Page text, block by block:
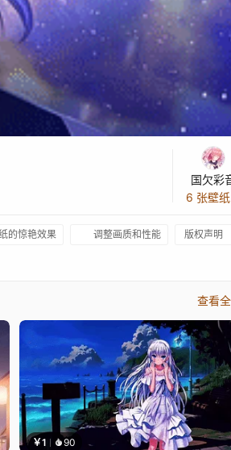
国欠彩
6 张壁纸
的惊艳效果 调整画质和性能 版权声明
查看
￥1 90